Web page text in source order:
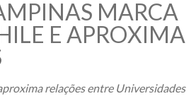
MARCA
E APROXIMA
relações entre Universidades